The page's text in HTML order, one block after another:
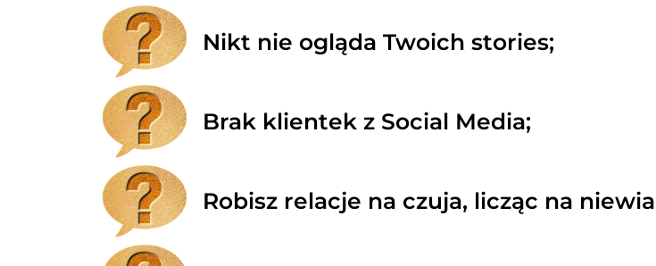
Nikt nie ogląda Twoich stories;
Brak klientek z Social Media;
Robisz relacje na czuja, licząc na